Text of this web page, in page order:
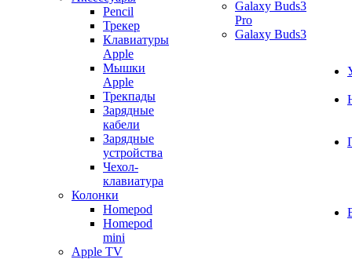
Pencil
Трекер
Клавиатуры
Apple
Мышки
Apple
Трекпады
Зарядные
кабели
Зарядные
устройства
Чехол-
клавиатура
Колонки
Homepod
Homepod
mini
Apple TV
Galaxy Buds3
Pro
Galaxy Buds3